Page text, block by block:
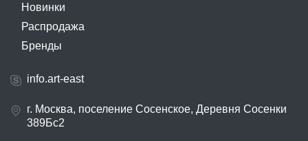
Новинки
Распродажа
Бренды
info.art-east
г. Москва, поселение Сосенское, Деревня Сосенки
389Бс2